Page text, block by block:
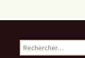
Rechercher :